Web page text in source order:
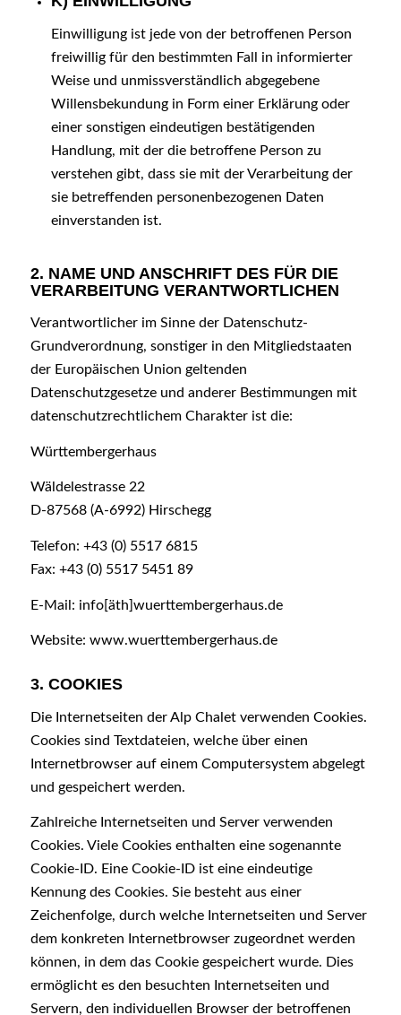
Einwilligung ist jede von der betroffenen Person
freiwillig für den bestimmten Fall in informierter
Weise und unmissverständlich abgegebene
Willensbekundung in Form einer Erklärung oder
einer sonstigen eindeutigen bestätigenden
Handlung, mit der die betroffene Person zu
verstehen gibt, dass sie mit der Verarbeitung der
sie betreffenden personenbezogenen Daten
einverstanden ist.
2. NAME UND ANSCHRIFT DES FÜR DIE
VERARBEITUNG VERANTWORTLICHEN
Verantwortlicher im Sinne der Datenschutz-
Grundverordnung, sonstiger in den Mitgliedstaaten
der Europäischen Union geltenden
Datenschutzgesetze und anderer Bestimmungen mit
datenschutzrechtlichem Charakter ist die:
Württembergerhaus
Wäldelestrasse 22
D-87568 (A-6992) Hirschegg
Telefon: +43 (0) 5517 6815
Fax: +43 (0) 5517 5451 89
E-Mail: info[äth]wuerttembergerhaus.de
Website: www.wuerttembergerhaus.de
3. COOKIES
Die Internetseiten der Alp Chalet verwenden Cookies.
Cookies sind Textdateien, welche über einen
Internetbrowser auf einem Computersystem abgelegt
und gespeichert werden.
Zahlreiche Internetseiten und Server verwenden
Cookies. Viele Cookies enthalten eine sogenannte
Cookie-ID. Eine Cookie-ID ist eine eindeutige
Kennung des Cookies. Sie besteht aus einer
Zeichenfolge, durch welche Internetseiten und Server
dem konkreten Internetbrowser zugeordnet werden
können, in dem das Cookie gespeichert wurde. Dies
ermöglicht es den besuchten Internetseiten und
Servern, den individuellen Browser der betroffenen